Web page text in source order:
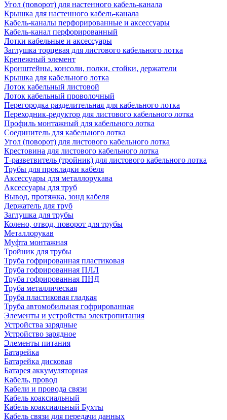
Угол (поворот) для настенного кабель-канала
Крышка для настенного кабель-канала
Кабель-каналы перфорированные и аксессуары
Кабель-канал перфорированный
Лотки кабельные и аксессуары
Заглушка торцевая для листового кабельного лотка
Крепежный элемент
Кронштейны, консоли, полки, стойки, держатели
Крышка для кабельного лотка
Лоток кабельный листовой
Лоток кабельный проволочный
Перегородка разделительная для кабельного лотка
Переходник-редуктор для листового кабельного лотка
Профиль монтажный для кабельного лотка
Соединитель для кабельного лотка
Угол (поворот) для листового кабельного лотка
Крестовина для листового кабельного лотка
Т-разветвитель (тройник) для листового кабельного лотка
Трубы для прокладки кабеля
Аксессуары для металлорукава
Аксессуары для труб
Вывод, протяжка, зонд кабеля
Держатель для труб
Заглушка для трубы
Колено, отвод, поворот для трубы
Металлорукав
Муфта монтажная
Тройник для трубы
Труба гофрированная пластиковая
Труба гофрированная ПЛЛ
Труба гофрированная ПНД
Труба металлическая
Труба пластиковая гладкая
Труба автомобильная гофрированная
Элементы и устройства электропитания
Устройства зарядные
Устройство зарядное
Элементы питания
Батарейка
Батарейка дисковая
Батарея аккумуляторная
Кабель, провод
Кабели и провода связи
Кабель коаксиальный
Кабель коаксиальный Бухты
Кабель связи для передачи данных